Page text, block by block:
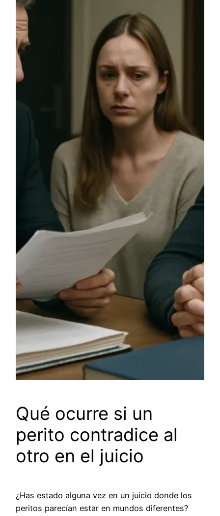
Qué ocurre si un
perito contradice al
otro en el juicio
¿Has estado alguna vez en un juicio donde los
peritos parecían estar en mundos diferentes?